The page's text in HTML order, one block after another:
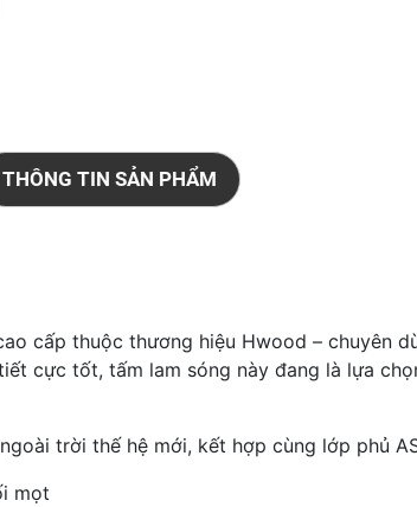
THÔNG TIN SẢN PHẨM
cấp thuộc thương hiệu Hwood – chuyên
cực tốt, tấm lam sóng này đang là lựa
trời thế hệ mới, kết hợp cùng lớp phủ
mọt